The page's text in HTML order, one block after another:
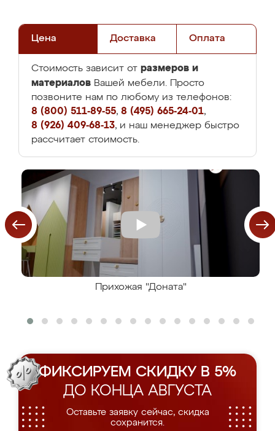
Цена Доставка Оплата
Стоимость зависит от размеров и
материалов Вашей мебели. Просто
позвоните нам по любому из телефонов:
8 (800) 511-89-55, 8 (495) 665-24-01,
8 (926) 409-68-13, и наш менеджер быстро
рассчитает стоимость.
Прихожая "Доната"
ФИКСИРУЕМ СКИДКУ В 5%
ДО КОНЦА АВГУСТА
Оставьте заявку сейчас, скидка
сохранится.